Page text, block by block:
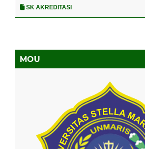
SK AKREDITASI
MOU